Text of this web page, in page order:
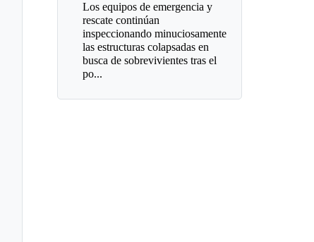
Los equipos de emergencia y
rescate continúan
inspeccionando minuciosamente
las estructuras colapsadas en
busca de sobrevivientes tras el
po...